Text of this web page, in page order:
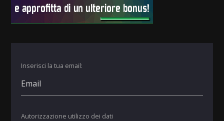
Inserisci la tua email:
Autorizzazione utilizzo dei dati